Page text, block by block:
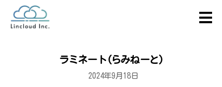
ラミネート(らみねーと)
2024年9月18日